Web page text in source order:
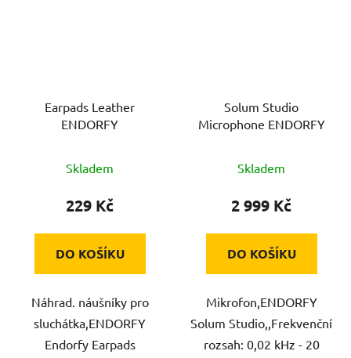
Earpads Leather
ENDORFY
Skladem
229 Kč
DO KOŠÍKU
Náhrad. náušníky pro
sluchátka,ENDORFY
Endorfy Earpads
Solum Studio
Microphone ENDORFY
Skladem
2 999 Kč
DO KOŠÍKU
Mikrofon,ENDORFY
Solum Studio,,Frekvenční
rozsah: 0,02 kHz - 20